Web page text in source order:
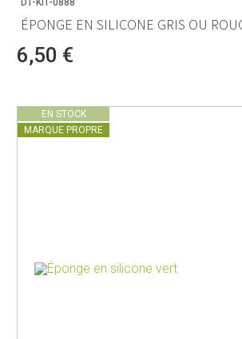
ÉPONGE EN SILICONE GRIS OU
6,50 €
EN STOCK
MARQUE PROPRE